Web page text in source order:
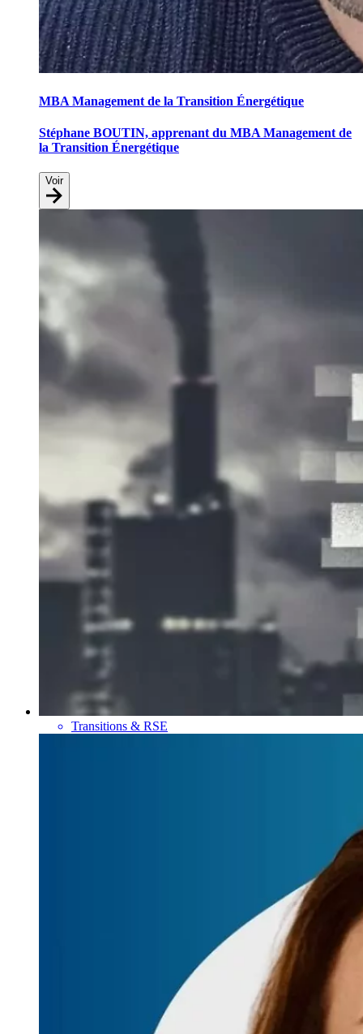
MBA Management de la Transition Énergétique
Stéphane BOUTIN, apprenant du MBA Management de
la Transition Énergétique
Voir
Transitions & RSE